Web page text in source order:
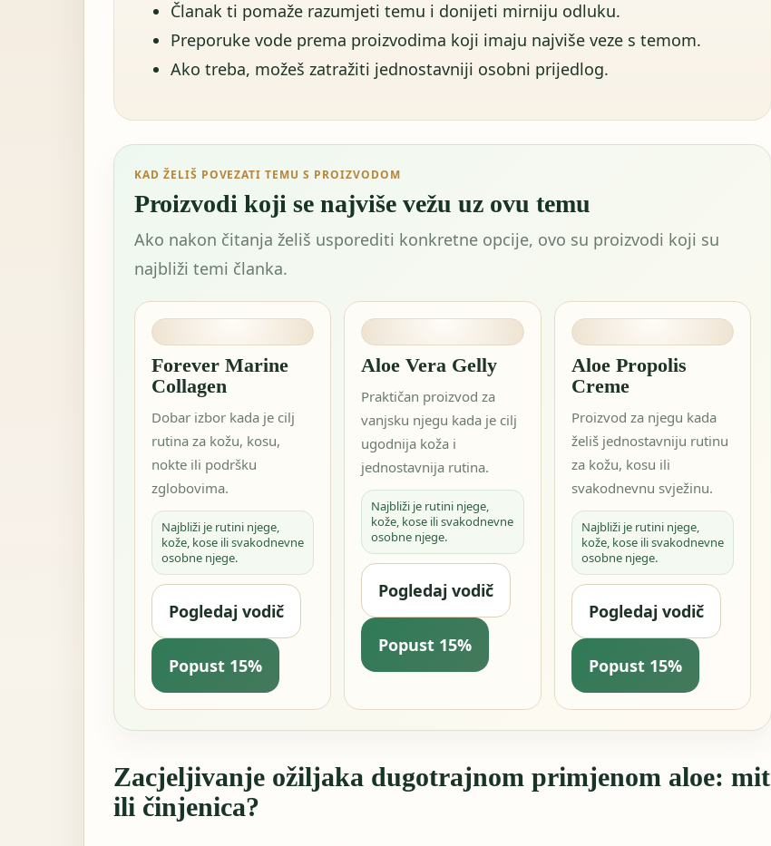
Članak ti pomaže razumjeti temu i donijeti mirniju odluku.
Preporuke vode prema proizvodima koji imaju najviše veze s temom.
Ako treba, možeš zatražiti jednostavniji osobni prijedlog.
KAD ŽELIŠ POVEZATI TEMU S PROIZVODOM
Proizvodi koji se najviše vežu uz ovu temu
Ako nakon čitanja želiš usporediti konkretne opcije, ovo su proizvodi koji su
najbliži temi članka.
Forever Marine
Collagen
Dobar izbor kada je cilj
rutina za kožu, kosu,
nokte ili podršku
zglobovima.
Najbliži je rutini njege,
kože, kose ili svakodnevne
osobne njege.
Pogledaj vodič
Popust 15%
Aloe Vera Gelly
Praktičan proizvod za
vanjsku njegu kada je cilj
ugodnija koža i
jednostavnija rutina.
Najbliži je rutini njege,
kože, kose ili svakodnevne
osobne njege.
Pogledaj vodič
Popust 15%
Aloe Propolis
Creme
Proizvod za njegu kada
želiš jednostavniju rutinu
za kožu, kosu ili
svakodnevnu svježinu.
Najbliži je rutini njege,
kože, kose ili svakodnevne
osobne njege.
Pogledaj vodič
Popust 15%
Zacjeljivanje ožiljaka dugotrajnom primjenom aloe: mit
ili činjenica?